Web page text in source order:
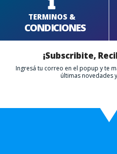
TERMINOS &
CONDICIONES
¡Subscribite,
Ingresá tu correo en el popup y te
últimas novedades